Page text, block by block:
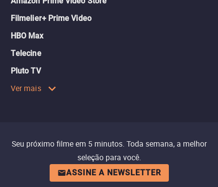
Filmelier+ Prime Video
HBO Max
Telecine
Pluto TV
Ver mais
Seu próximo filme em 5 minutos. Toda semana, a melhor
seleção para você.
ASSINE A NEWSLETTER